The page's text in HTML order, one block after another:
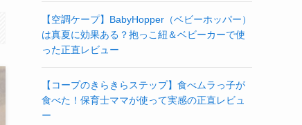
【空調ケープ】BabyHopper（ベビーホッパー）
は真夏に効果ある？抱っこ紐＆ベビーカーで使
った正直レビュー
【コープのきらきらステップ】食べムラっ子が
食べた！保育士ママが使って実感の正直レビュ
ー